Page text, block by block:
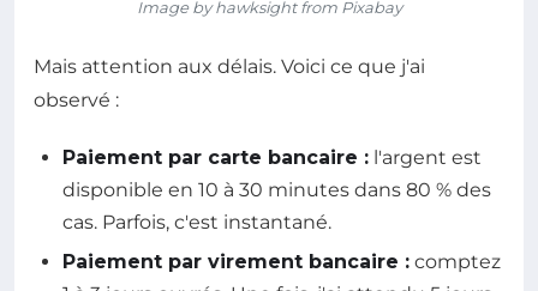
Image by hawksight from Pixabay
Mais attention aux délais. Voici ce que j'ai
observé :
Paiement par carte bancaire : l'argent est
disponible en 10 à 30 minutes dans 80 % des
cas. Parfois, c'est instantané.
Paiement par virement bancaire : comptez